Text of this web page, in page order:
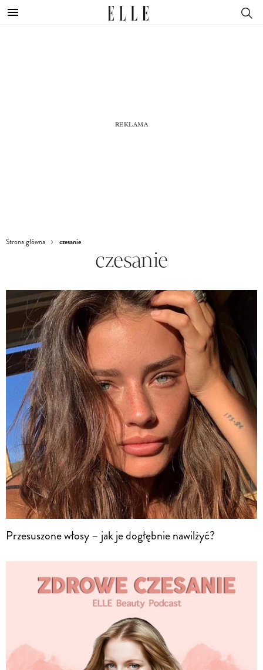
Strona główna czesanie
czesanie
Przesuszone włosy – jak je dogłębnie nawilżyć?